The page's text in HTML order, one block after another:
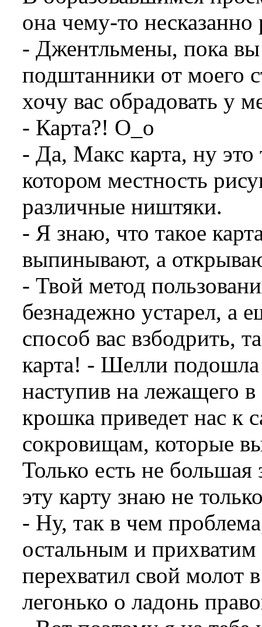
она чему-то несказанно
- Джентльмены, пока вы
подштанники от моего
хочу вас обрадовать у
- Карта?! О_о
- Да, Макс карта, ну это
котором местность
различные ништяки.
- Я знаю, что такое
выпинывают, а
- Твой метод
безнадежно устарел, а
способ вас взбодрить,
карта! - Шелли подошла
наступив на лежащего
крошка приведет нас
сокровищам, которые
Только есть не
эту карту знаю не
- Ну, так в чем
остальным и
перехватил свой молот
легонько о ладонь